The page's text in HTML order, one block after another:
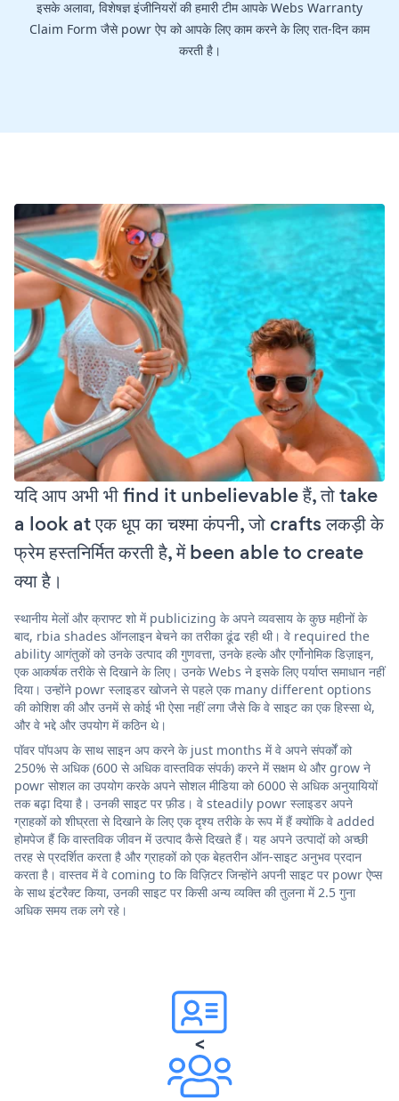
इसके अलावा, विशेषज्ञ इंजीनियरों की हमारी टीम आपके Webs Warranty
Claim Form जैसे powr ऐप को आपके लिए काम करने के लिए रात-दिन काम
करती है।
यदि आप अभी भी find it unbelievable हैं, तो take
a look at एक धूप का चश्मा कंपनी, जो crafts लकड़ी के
फ्रेम हस्तनिर्मित करती है, में been able to create
क्या है।
स्थानीय मेलों और क्राफ्ट शो में publicizing के अपने व्यवसाय के कुछ महीनों के
बाद, rbia shades ऑनलाइन बेचने का तरीका ढूंढ रही थी। वे required the
ability आगंतुकों को उनके उत्पाद की गुणवत्ता, उनके हल्के और एर्गोनोमिक डिज़ाइन,
एक आकर्षक तरीके से दिखाने के लिए। उनके Webs ने इसके लिए पर्याप्त समाधान नहीं
दिया। उन्होंने powr स्लाइडर खोजने से पहले एक many different options
की कोशिश की और उनमें से कोई भी ऐसा नहीं लगा जैसे कि वे साइट का एक हिस्सा थे,
और वे भद्दे और उपयोग में कठिन थे।
पॉवर पॉपअप के साथ साइन अप करने के just months में वे अपने संपर्कों को
250% से अधिक (600 से अधिक वास्तविक संपर्क) करने में सक्षम थे और grow ने
powr सोशल का उपयोग करके अपने सोशल मीडिया को 6000 से अधिक अनुयायियों
तक बढ़ा दिया है। उनकी साइट पर फ़ीड। वे steadily powr स्लाइडर अपने
ग्राहकों को शीघ्रता से दिखाने के लिए एक दृश्य तरीके के रूप में हैं क्योंकि वे added
होमपेज हैं कि वास्तविक जीवन में उत्पाद कैसे दिखते हैं। यह अपने उत्पादों को अच्छी
तरह से प्रदर्शित करता है और ग्राहकों को एक बेहतरीन ऑन-साइट अनुभव प्रदान
करता है। वास्तव में वे coming to कि विज़िटर जिन्होंने अपनी साइट पर powr ऐप्स
के साथ इंटरैक्ट किया, उनकी साइट पर किसी अन्य व्यक्ति की तुलना में 2.5 गुना
अधिक समय तक लगे रहे।
<